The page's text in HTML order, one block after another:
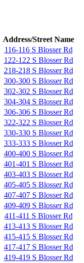
Address/Street Name
116-116 S Blosser Rd
122-122 S Blosser Rd
218-218 S Blosser Rd
300-300 S Blosser Rd
302-302 S Blosser Rd
304-304 S Blosser Rd
306-306 S Blosser Rd
322-322 S Blosser Rd
330-330 S Blosser Rd
333-333 S Blosser Rd
400-400 S Blosser Rd
401-401 S Blosser Rd
403-403 S Blosser Rd
405-405 S Blosser Rd
407-407 S Blosser Rd
409-409 S Blosser Rd
411-411 S Blosser Rd
413-413 S Blosser Rd
415-415 S Blosser Rd
417-417 S Blosser Rd
419-419 S Blosser Rd